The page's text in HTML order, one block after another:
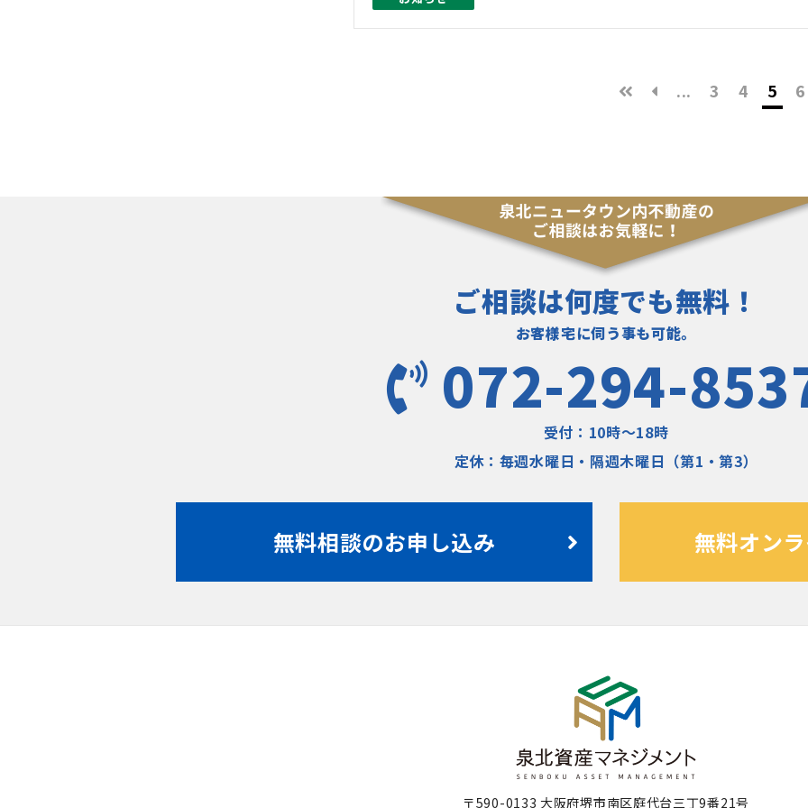
... 3 4 5 6
ご相談は何度でも無料！
お客様宅に伺う事も可能。
072-294-
受付：10時〜18時
定休：毎週水曜日・隔週木曜日（第1・第3）
無料相談のお申し込み 無料オン
〒590-0133 大阪府堺市南区庭代台三丁9番21号